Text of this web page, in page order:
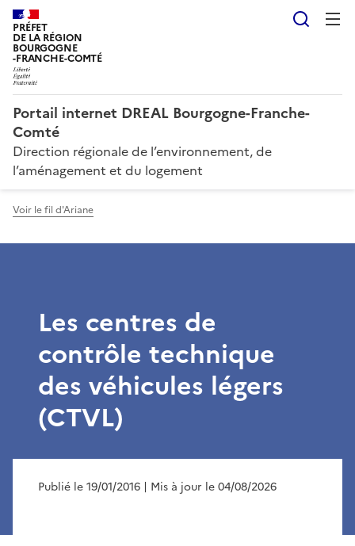
PRÉFET
DE LA RÉGION
BOURGOGNE
-FRANCHE-COMTÉ
Portail internet DREAL Bourgogne-Franche-
Comté
Direction régionale de l’environnement, de
l’aménagement et du logement
Voir le fil d'Ariane
Les centres de
contrôle technique
des véhicules légers
(CTVL)
Publié le 19/01/2016 | Mis à jour le 04/08/2026